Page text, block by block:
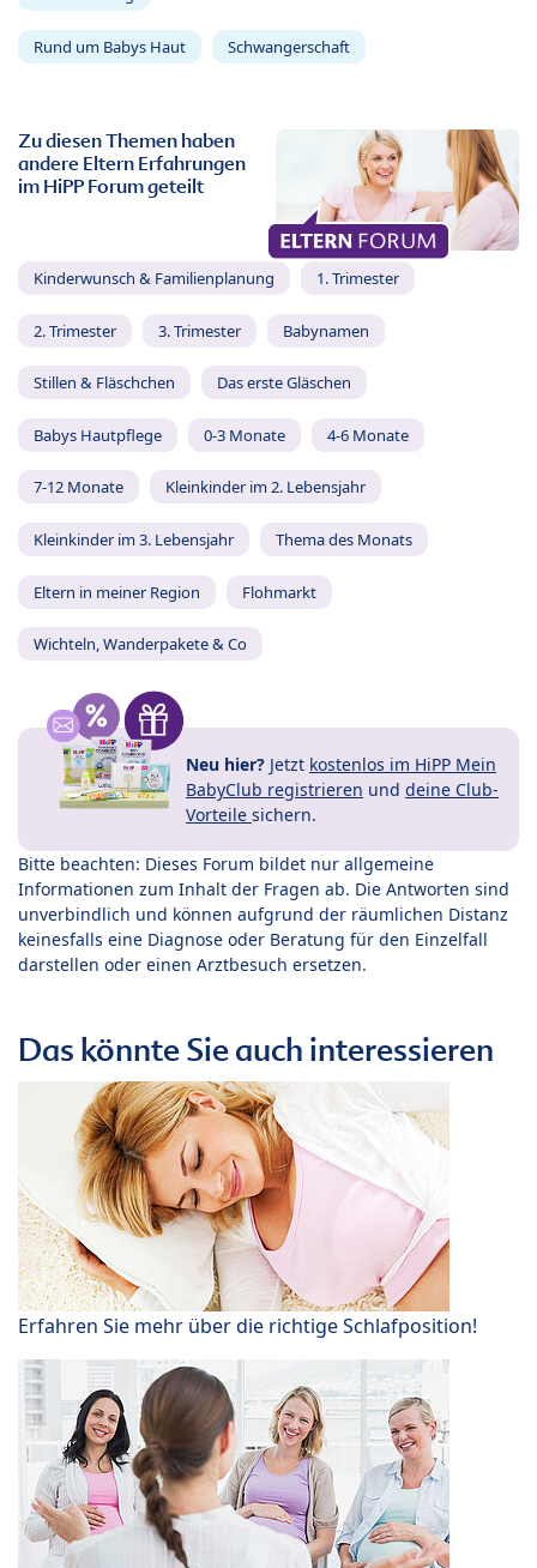
Rund um Babys Haut Schwangerschaft
Zu diesen Themen haben
andere Eltern Erfahrungen
im HiPP Forum geteilt
Kinderwunsch & Familienplanung 1. Trimester
2. Trimester 3. Trimester Babynamen
Stillen & Fläschchen Das erste Gläschen
Babys Hautpflege 0-3 Monate 4-6 Monate
7-12 Monate Kleinkinder im 2. Lebensjahr
Kleinkinder im 3. Lebensjahr Thema des Monats
Eltern in meiner Region Flohmarkt
Wichteln, Wanderpakete & Co
Neu hier? Jetzt kostenlos im HiPP Mein
BabyClub registrieren und deine Club-
Vorteile sichern.
Bitte beachten: Dieses Forum bildet nur allgemeine
Informationen zum Inhalt der Fragen ab. Die Antworten sind
unverbindlich und können aufgrund der räumlichen Distanz
keinesfalls eine Diagnose oder Beratung für den Einzelfall
darstellen oder einen Arztbesuch ersetzen.
Das könnte Sie auch interessieren
Erfahren Sie mehr über die richtige Schlafposition!